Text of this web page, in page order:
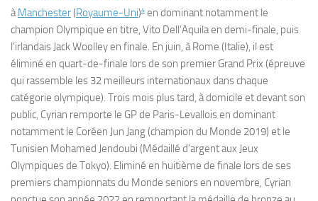
àManchester(Royaume-Uni)4 en dominant notamment le
champion Olympique en titre, Vito Dell’Aquila en demi-finale, puis
l’irlandais Jack Woolley en finale. En juin, à Rome (Italie), il est
éliminé en quart-de-finale lors de son premier Grand Prix (épreuve
qui rassemble les 32 meilleurs internationaux dans chaque
catégorie olympique). Trois mois plus tard, à domicile et devant son
public, Cyrian remporte le GP de Paris-Levallois en dominant
notamment le Coréen Jun Jang (champion du Monde 2019) et le
Tunisien Mohamed Jendoubi (Médaillé d’argent aux Jeux
Olympiques de Tokyo). Eliminé en huitième de finale lors de ses
premiers championnats du Monde seniors en novembre, Cyrian